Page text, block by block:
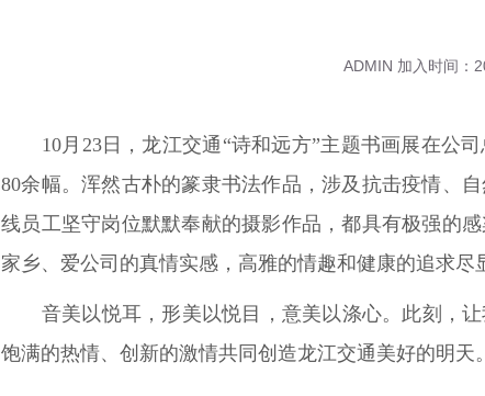
ADMIN 加入时间：
10月23日，龙江交通“诗和远方”主题书画展在公
80余幅。浑然古朴的篆隶书法作品，涉及抗击疫情、
线员工坚守岗位默默奉献的摄影作品，都具有极强的
家乡、爱公司的真情实感，高雅的情趣和健康的追求尽
音美以悦耳，形美以悦目，意美以涤心。此刻，
饱满的热情、创新的激情共同创造龙江交通美好的明天。